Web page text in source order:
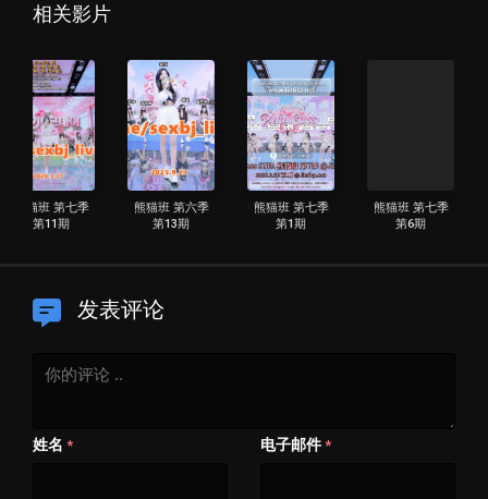
相关影片
熊猫班 第七季
第11期
熊猫班 第六季
第13期
熊猫班 第七季
第1期
熊猫班 第七季
第6期
发表评论
姓名 * 电子邮件 *